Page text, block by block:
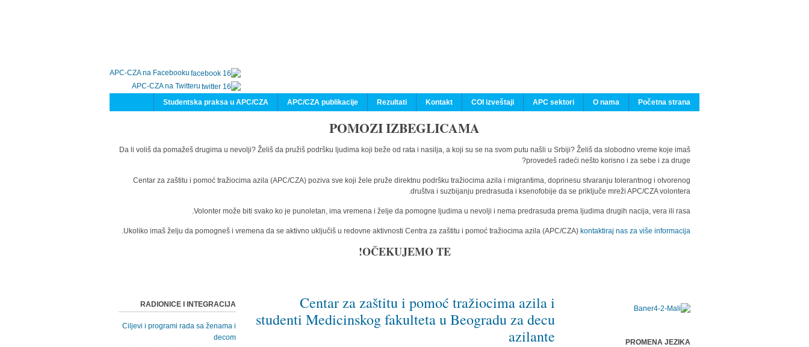
APC-CZA na Facebooku
APC-CZA na Twitteru
Početna strana
O nama
APC sektori
COI izveštaji
Kontakt
Rezultati
APC/CZA publikacije
Studentska praksa u APC/CZA
POMOZI IZBEGLICAMA
Da li voliš da pomažeš drugima u nevolji? Želiš da pružiš podršku ljudima koji beže od rata i nasilja, a koji su se na svom putu našli u Srbiji? Želiš da slobodno vreme koje imaš
provedeš radeći nešto korisno i za sebe i za druge?
Centar za zaštitu i pomoć tražiocima azila (APC/CZA) poziva sve koji žele pruže direktnu podršku tražiocima azila i migrantima, doprinesu stvaranju tolerantnog i otvorenog
društva i suzbijanju predrasuda i ksenofobije da se priključe mreži APC/CZA volontera.
Volonter može biti svako ko je punoletan, ima vremena i želje da pomogne ljudima u nevolji i nema predrasuda prema ljudima drugih nacija, vera ili rasa.
Ukoliko imaš želju da pomogneš i vremena da se aktivno uključiš u redovne aktivnosti Centra za zaštitu i pomoć tražiocima azila (APC/CZA) kontaktiraj nas za više informacija.
OČEKUJEMO TE!
Centar za zaštitu i pomoć tražiocima azila i
studenti Medicinskog fakulteta u Beogradu za decu
azilante
RADIONICE I INTEGRACIJA
Ciljevi i programi rada sa ženama i
decom
PROMENA JEZIKA